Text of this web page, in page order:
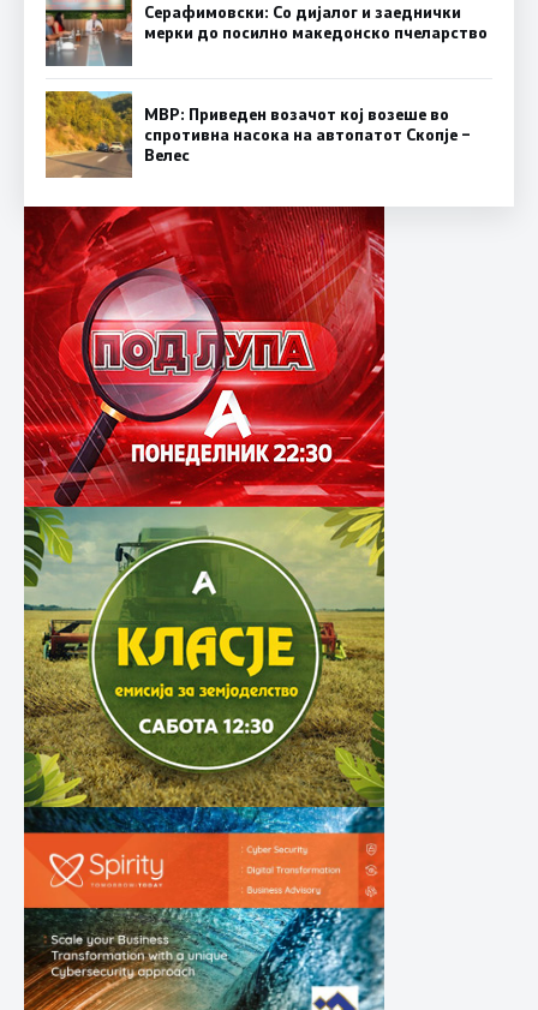
Серафимовски: Со дијалог и заеднички
мерки до посилно македонско пчеларство
МВР: Приведен возачот кој возеше во
спротивна насока на автопатот Скопје –
Велес